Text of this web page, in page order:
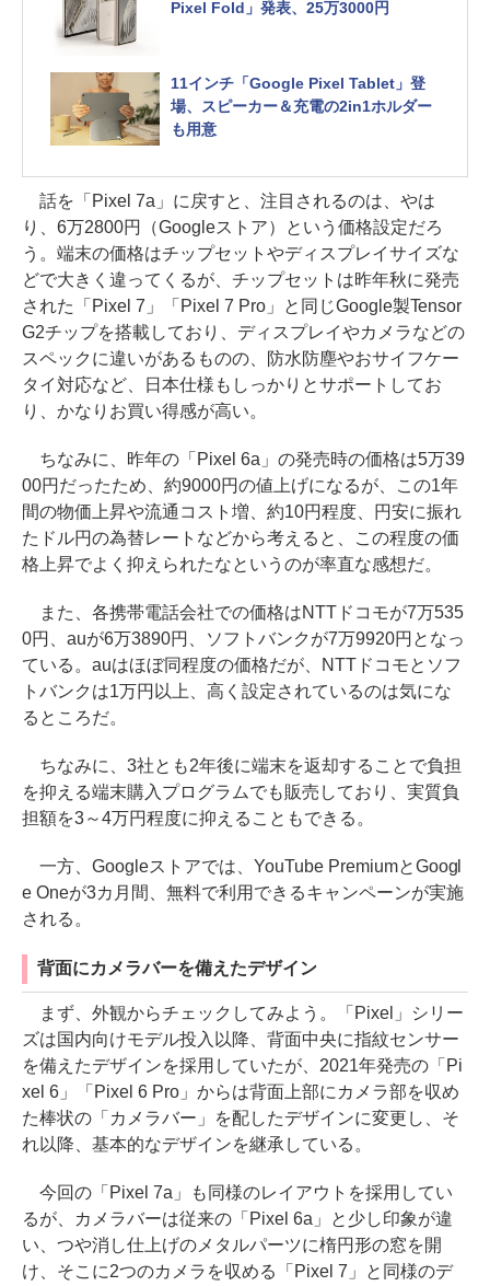
Pixel Fold」発表、25万3000円
11インチ「Google Pixel Tablet」登
場、スピーカー＆充電の2in1ホルダー
も用意
話を「Pixel 7a」に戻すと、注目されるのは、やは
り、6万2800円（Googleストア）という価格設定だろ
う。端末の価格はチップセットやディスプレイサイズな
どで大きく違ってくるが、チップセットは昨年秋に発売
された「Pixel 7」「Pixel 7 Pro」と同じGoogle製Tensor
G2チップを搭載しており、ディスプレイやカメラなどの
スペックに違いがあるものの、防水防塵やおサイフケー
タイ対応など、日本仕様もしっかりとサポートしてお
り、かなりお買い得感が高い。
ちなみに、昨年の「Pixel 6a」の発売時の価格は5万39
00円だったため、約9000円の値上げになるが、この1年
間の物価上昇や流通コスト増、約10円程度、円安に振れ
たドル円の為替レートなどから考えると、この程度の価
格上昇でよく抑えられたなというのが率直な感想だ。
また、各携帯電話会社での価格はNTTドコモが7万535
0円、auが6万3890円、ソフトバンクが7万9920円となっ
ている。auはほぼ同程度の価格だが、NTTドコモとソフ
トバンクは1万円以上、高く設定されているのは気にな
るところだ。
ちなみに、3社とも2年後に端末を返却することで負担
を抑える端末購入プログラムでも販売しており、実質負
担額を3～4万円程度に抑えることもできる。
一方、Googleストアでは、YouTube PremiumとGoogl
e Oneが3カ月間、無料で利用できるキャンペーンが実施
される。
背面にカメラバーを備えたデザイン
まず、外観からチェックしてみよう。「Pixel」シリー
ズは国内向けモデル投入以降、背面中央に指紋センサー
を備えたデザインを採用していたが、2021年発売の「Pi
xel 6」「Pixel 6 Pro」からは背面上部にカメラ部を収め
た棒状の「カメラバー」を配したデザインに変更し、そ
れ以降、基本的なデザインを継承している。
今回の「Pixel 7a」も同様のレイアウトを採用してい
るが、カメラバーは従来の「Pixel 6a」と少し印象が違
い、つや消し仕上げのメタルパーツに楕円形の窓を開
け、そこに2つのカメラを収める「Pixel 7」と同様のデ